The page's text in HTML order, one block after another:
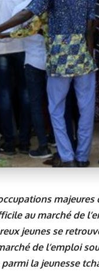
au marché de
jeunes se
de l’emploi
la jeunesse